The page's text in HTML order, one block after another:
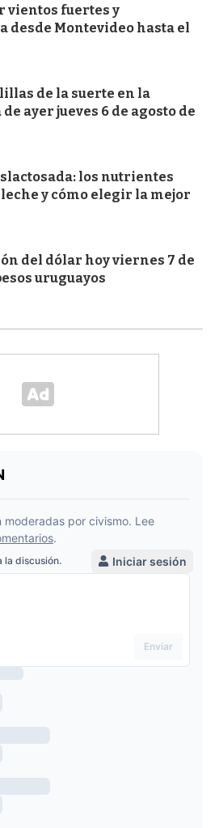
vientos fuertes y
desde Montevideo hasta el
de la suerte en la
ayer jueves 6 de agosto de
los nutrientes
y cómo elegir la mejor
del dólar hoy viernes 7 de
uruguayos